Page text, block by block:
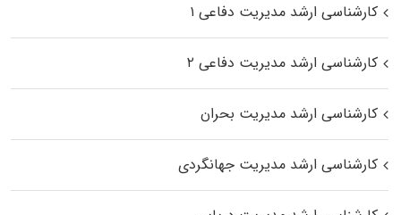
کارشناسی ارشد مدیریت دفاعی ۱
کارشناسی ارشد مدیریت دفاعی ۲
کارشناسی ارشد مدیریت بحران
کارشناسی ارشد مدیریت جهانگردی